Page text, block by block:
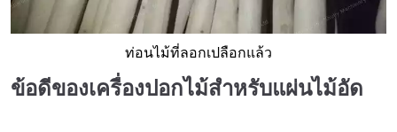
ท่อนไม้ที่ลอกเปลือกแล้ว
ข้อดีของเครื่องปอกไม้สำหรับแผ่นไม้อัด